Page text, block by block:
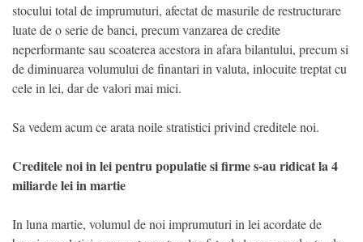
stocului total de imprumuturi, afectat de masurile de restructurare
luate de o serie de banci, precum vanzarea de credite
neperformante sau scoaterea acestora in afara bilantului, precum si
de diminuarea volumului de finantari in valuta, inlocuite treptat cu
cele in lei, dar de valori mai mici.
Sa vedem acum ce arata noile stratistici privind creditele noi.
Creditele noi in lei pentru populatie si firme s-au ridicat la 4
miliarde lei in martie
In luna martie, volumul de noi imprumuturi in lei acordate de